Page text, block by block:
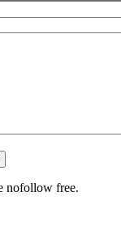
nofollow free.